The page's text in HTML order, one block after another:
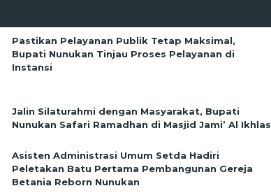
Pastikan Pelayanan Publik Tetap Maksimal,
Bupati Nunukan Tinjau Proses Pelayanan di
Instansi
Jalin Silaturahmi dengan Masyarakat, Bupati
Nunukan Safari Ramadhan di Masjid Jami’ Al Ikhlas
Asisten Administrasi Umum Setda Hadiri
Peletakan Batu Pertama Pembangunan Gereja
Betania Reborn Nunukan